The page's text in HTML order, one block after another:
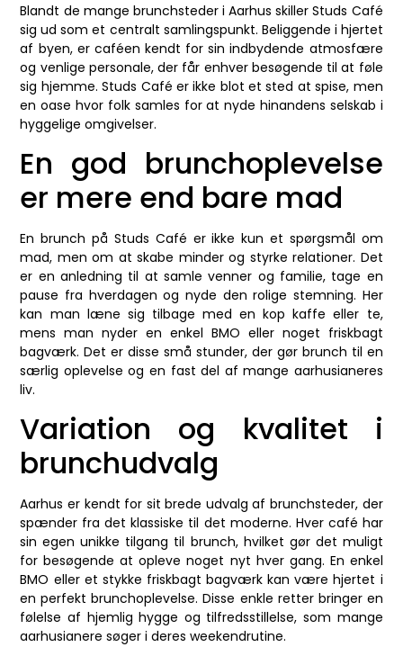
Blandt de mange brunchsteder i Aarhus skiller Studs Café
sig ud som et centralt samlingspunkt. Beliggende i hjertet
af byen, er caféen kendt for sin indbydende atmosfære
og venlige personale, der får enhver besøgende til at føle
sig hjemme. Studs Café er ikke blot et sted at spise, men
en oase hvor folk samles for at nyde hinandens selskab i
hyggelige omgivelser.
En god brunchoplevelse
er mere end bare mad
En brunch på Studs Café er ikke kun et spørgsmål om
mad, men om at skabe minder og styrke relationer. Det
er en anledning til at samle venner og familie, tage en
pause fra hverdagen og nyde den rolige stemning. Her
kan man læne sig tilbage med en kop kaffe eller te,
mens man nyder en enkel BMO eller noget friskbagt
bagværk. Det er disse små stunder, der gør brunch til en
særlig oplevelse og en fast del af mange aarhusianeres
liv.
Variation og kvalitet i
brunchudvalg
Aarhus er kendt for sit brede udvalg af brunchsteder, der
spænder fra det klassiske til det moderne. Hver café har
sin egen unikke tilgang til brunch, hvilket gør det muligt
for besøgende at opleve noget nyt hver gang. En enkel
BMO eller et stykke friskbagt bagværk kan være hjertet i
en perfekt brunchoplevelse. Disse enkle retter bringer en
følelse af hjemlig hygge og tilfredsstillelse, som mange
aarhusianere søger i deres weekendrutine.